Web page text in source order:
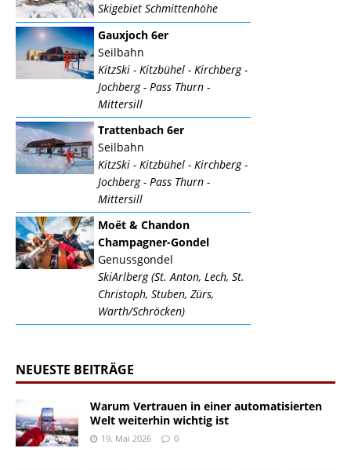
Skigebiet Schmittenhöhe
Gauxjoch 6er
Seilbahn
KitzSki - Kitzbühel - Kirchberg -
Jochberg - Pass Thurn -
Mittersill
Trattenbach 6er
Seilbahn
KitzSki - Kitzbühel - Kirchberg -
Jochberg - Pass Thurn -
Mittersill
Moët & Chandon
Champagner-Gondel
Genussgondel
SkiArlberg (St. Anton, Lech, St.
Christoph, Stuben, Zürs,
Warth/Schröcken)
NEUESTE BEITRÄGE
Warum Vertrauen in einer automatisierten
Welt weiterhin wichtig ist
19. Mai 2026 0